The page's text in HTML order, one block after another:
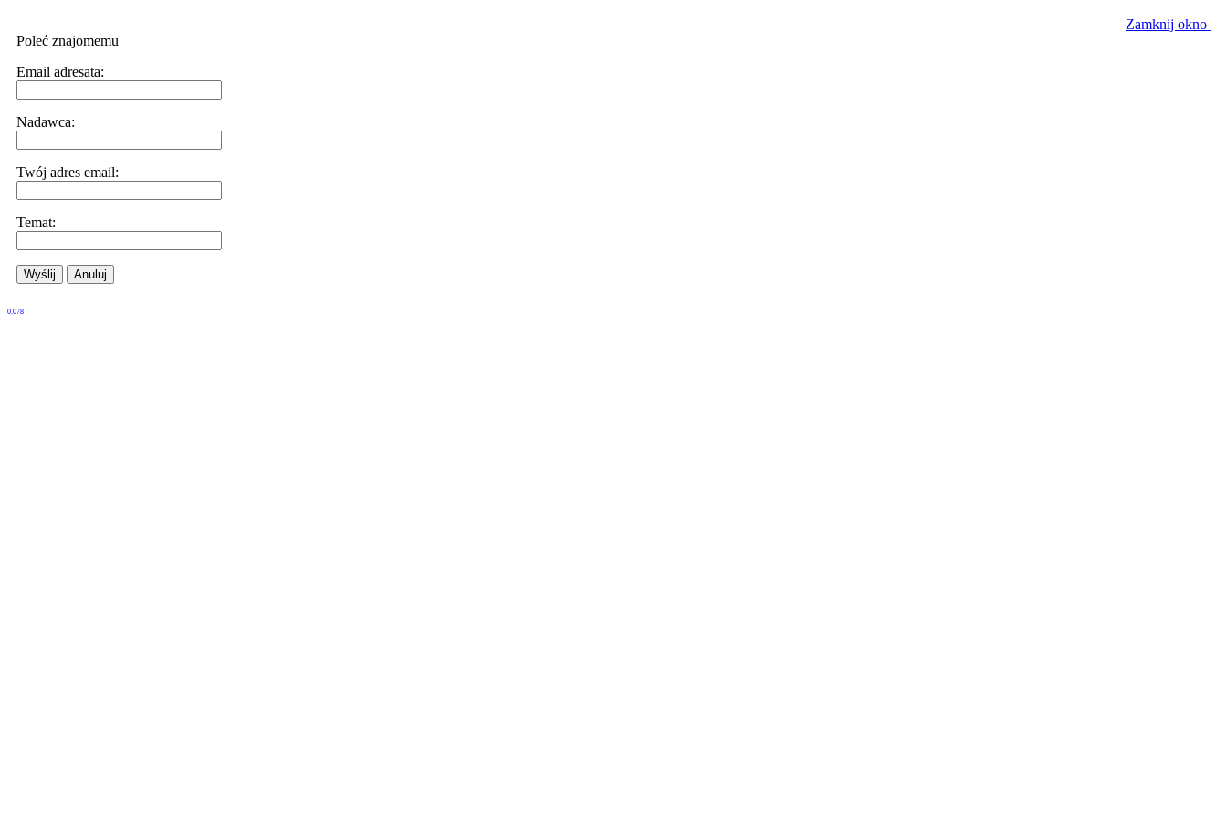
Zamknij okno
Poleć znajomemu
Email adresata:
Nadawca:
Twój adres email:
Temat:
Wyślij Anuluj
0.078